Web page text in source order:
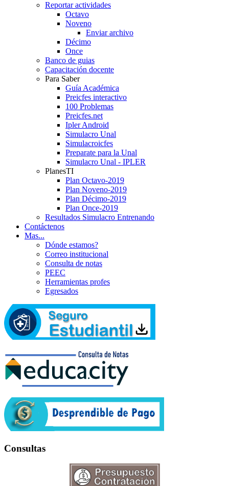
Reportar actividades
Octavo
Noveno
Enviar archivo
Décimo
Once
Banco de guias
Capacitación docente
Para Saber
Guía Académica
Preicfes interactivo
100 Problemas
Preicfes.net
Ipler Android
Simulacro Unal
Simulacroicfes
Preparate para la Unal
Simulacro Unal - IPLER
PlanesTI
Plan Octavo-2019
Plan Noveno-2019
Plan Décimo-2019
Plan Once-2019
Resultados Simulacro Entrenando
Contáctenos
Mas...
Dónde estamos?
Correo institucional
Consulta de notas
PEEC
Herramientas profes
Egresados
Consultas